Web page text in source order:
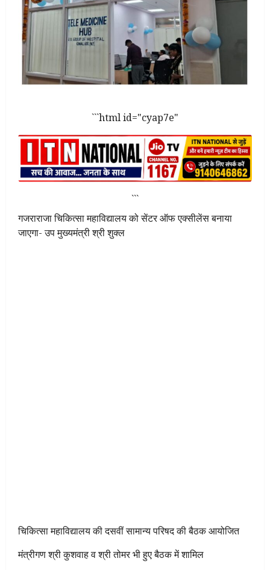
```html id="cyap7e"
```
गजराराजा चिकित्सा महाविद्यालय को सेंटर ऑफ एक्सीलेंस बनाया
जाएगा- उप मुख्यमंत्री श्री शुक्ल
चिकित्सा महाविद्यालय की दसवीं सामान्य परिषद की बैठक आयोजित
मंत्रीगण श्री कुशवाह व श्री तोमर भी हुए बैठक में शामिल